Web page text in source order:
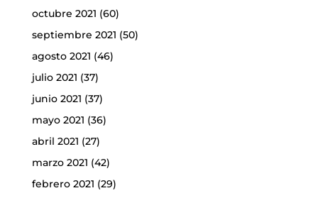
octubre 2021 (60)
septiembre 2021 (50)
agosto 2021 (46)
julio 2021 (37)
junio 2021 (37)
mayo 2021 (36)
abril 2021 (27)
marzo 2021 (42)
febrero 2021 (29)